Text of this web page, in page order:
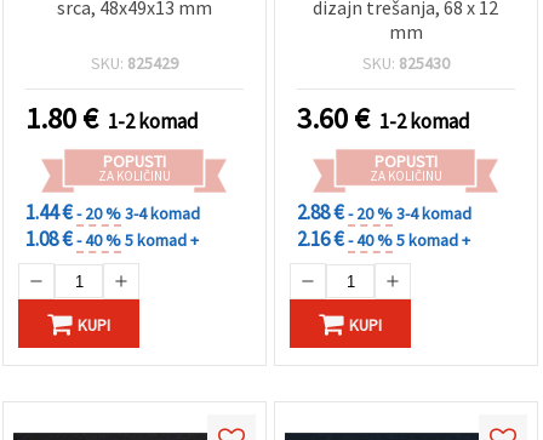
srca, 48x49x13 mm
SKU: 825429
1.80€ 1-2 komad
POPUSTI
ZA KOLIČINU
1.44 €- 20 %3-4 komad
1.08 €- 40 %5 komad +
KUPI
dizajn trešanja, 68 x 12
mm
SKU: 825430
3.60€ 1-2 komad
POPUSTI
ZA KOLIČINU
2.88 €- 20 %3-4 komad
2.16 €- 40 %5 komad +
KUPI